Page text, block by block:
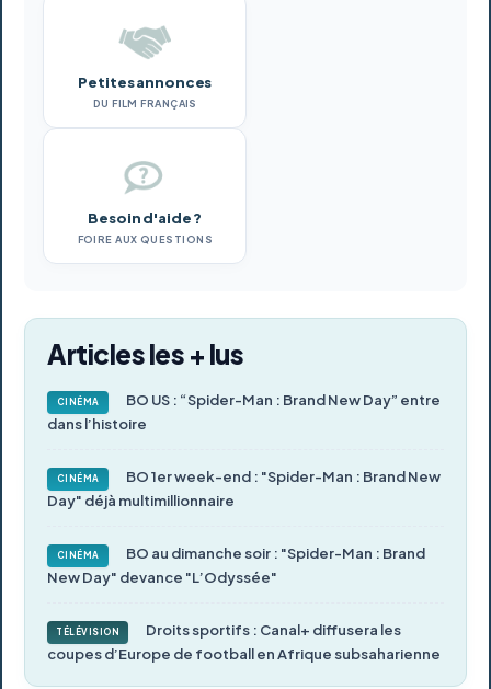
Petites annonces
DU FILM FRANÇAIS
Besoin d'aide ?
FOIRE AUX QUESTIONS
Articles les + lus
CINÉMA
BO US : “Spider-Man : Brand New Day” entre
dans l’histoire
CINÉMA
BO 1er week-end : "Spider-Man : Brand New
Day" déjà multimillionnaire
CINÉMA
BO au dimanche soir : "Spider-Man : Brand
New Day" devance "L’Odyssée"
TÉLÉVISION
Droits sportifs : Canal+ diffusera les
coupes d’Europe de football en Afrique subsaharienne